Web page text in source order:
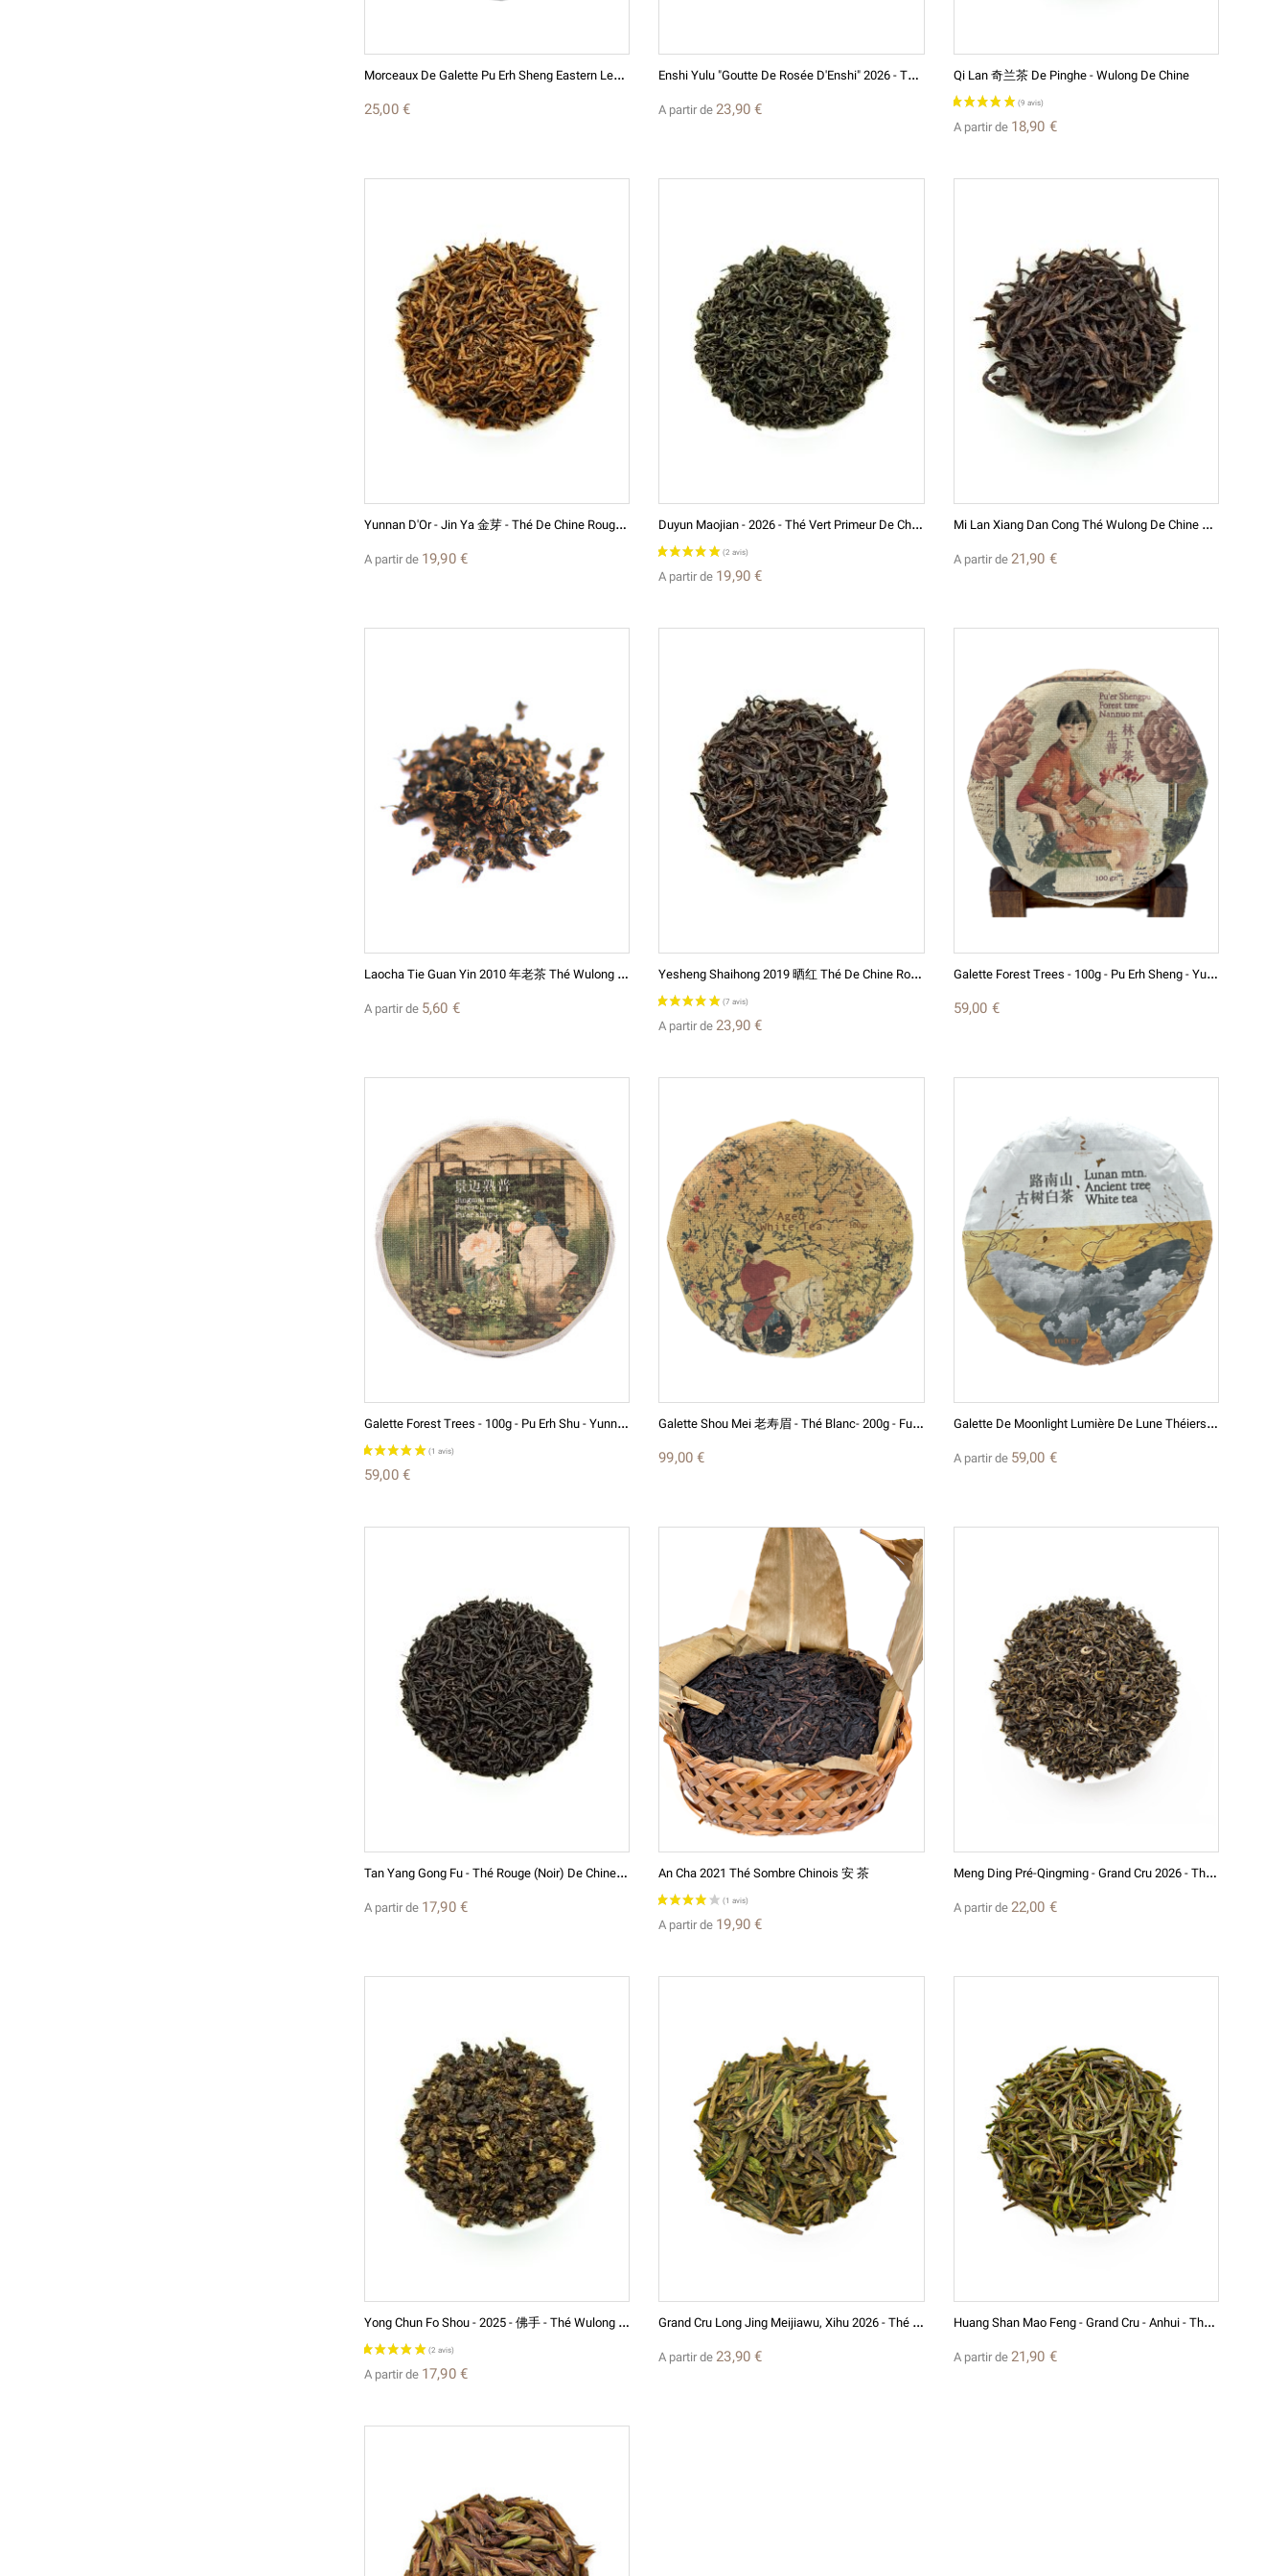
M
Orceaux De Galette Pu Erh Sheng Eastern Leaves 2018
25,00 €
E
Nshi Yulu "Goutte De Rosée D'Enshi" 2026 - Thé Vert D'exception Hubei
A partir de 23,90 €
Qi Lan 奇兰茶 De Pinghe - Wulong De Chine
A partir de 18,90 €
Y
Unnan D'Or - Jin Ya 金芽 - Thé De Chine Rouge (Noir)
A partir de 19,90 €
D
Uyun Maojian - 2026 - Thé Vert Primeur De Chine
A partir de 19,90 €
M
I Lan Xiang Dan Cong Thé Wulong De Chine 密兰香单丛 (Wudong Shan)
A partir de 21,90 €
L
Aocha Tie Guan Yin 2010 年老茶 Thé Wulong De Chine
A partir de 5,60 €
Y
Esheng Shaihong 2019 晒红 Thé De Chine Rouge
A partir de 23,90 €
G
Alette Forest Trees - 100g - Pu Erh Sheng - Yunnan - Eastern Leaves 2024
59,00 €
G
Alette Forest Trees - 100g - Pu Erh Shu - Yunnan - Eastern Leaves 2020
59,00 €
G
Alette Shou Mei 老寿眉 - Thé Blanc- 200g - Fujian - Eastern Leaves 2012
99,00 €
G
Alette De Moonlight Lumière De Lune Théiers Anciens - Grand Cru Thé Blanc De Chine - Eastern Leaves - 2024
A partir de 59,00 €
T
An Yang Gong Fu - Thé Rouge (Noir) De Chine - Fujian - 2025
A partir de 17,90 €
An Cha 2021 Thé Sombre Chinois 安 茶
A partir de 19,90 €
M
Eng Ding Pré-Qingming - Grand Cru 2026 - Thé Vert De Chine
A partir de 22,00 €
Y
Ong Chun Fo Shou - 2025 - 佛手 - Thé Wulong De Chine
A partir de 17,90 €
G
Rand Cru Long Jing Meijiawu, Xihu 2026 - Thé Vert De Chine D'exception
A partir de 23,90 €
H
Uang Shan Mao Feng - Grand Cru - Anhui - Thé Vert De Chine 2026
A partir de 21,90 €